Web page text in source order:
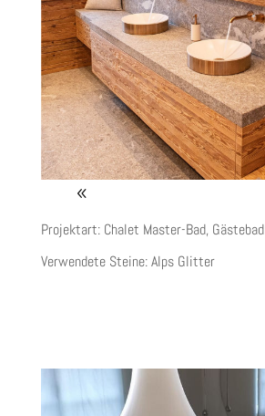
Projektart: Chalet Master-Bad, Gästebad
Verwendete Steine:Alps Glitter